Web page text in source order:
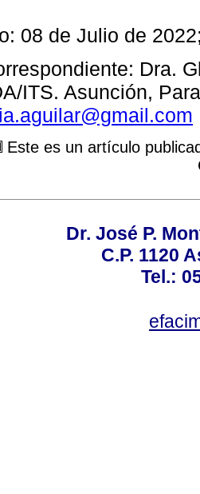
08 de Julio de
Dra.
ITS. Asunción,
Este es un artículo
Dr. José P.
C.P. 1120
Tel.: